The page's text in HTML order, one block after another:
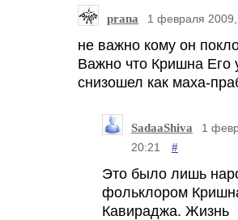
prana 1 февраля
не важно кому он
Важно что Кришна
снизошел как маха-
SadaaShiva
1
20:21
#
Это было лишь
фольклором
Кавираджа. Жизнь